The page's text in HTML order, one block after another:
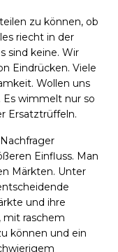
zu können, ob
riecht in der
sind keine. Wir
Eindrücken. Viele
Wollen uns
Es wimmelt nur so
Ersatztrüffeln.
Einfluss. Man
Märkten. Unter
und ihre
mit raschem
können und ein